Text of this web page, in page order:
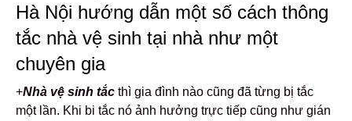
Hà Nội hướng dẫn một số cách thông
tắc nhà vệ sinh tại nhà như một
chuyên gia
+Nhà vệ sinh tắc thì gia đình nào cũng đã từng bị tắc
một lần. Khi bi tắc nó ảnh hưởng trực tiếp cũng như gián